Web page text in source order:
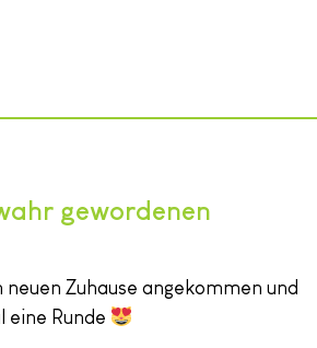
gewordenen
neuen Zuhause angekommen und
Runde